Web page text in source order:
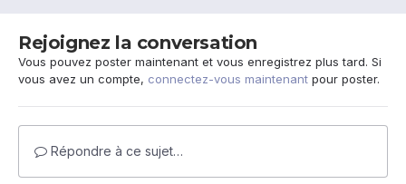
Rejoignez la conversation
Vous pouvez poster maintenant et vous enregistrez plus tard. Si
vous avez un compte, connectez-vous maintenant pour poster.
Répondre à ce sujet…